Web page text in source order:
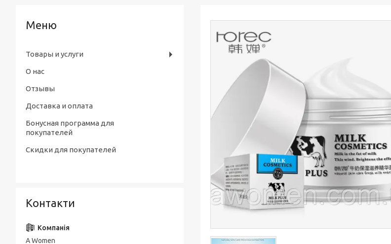
Товары и услуги
О нас
Отзывы
Доставка и оплата
Бонусная программа для
покупателей
Скидки для покупателей
Контакти
A Women